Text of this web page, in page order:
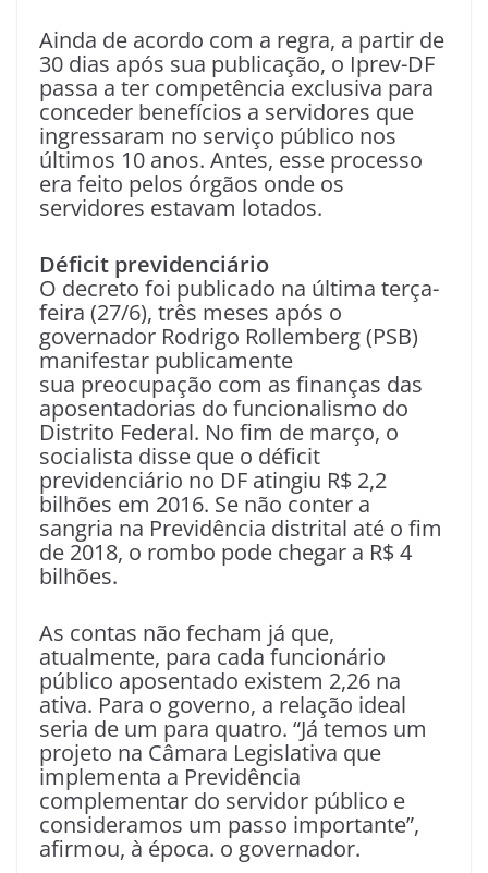
Ainda de acordo com a regra, a partir de
30 dias após sua publicação, o Iprev-DF
passa a ter competência exclusiva para
conceder benefícios a servidores que
ingressaram no serviço público nos
últimos 10 anos. Antes, esse processo
era feito pelos órgãos onde os
servidores estavam lotados.
Déficit previdenciário
O decreto foi publicado na última terça-
feira (27/6), três meses após o
governador Rodrigo Rollemberg (PSB)
manifestar publicamente
sua preocupação com as finanças das
aposentadorias do funcionalismo do
Distrito Federal. No fim de março, o
socialista disse que o déficit
previdenciário no DF atingiu R$ 2,2
bilhões em 2016. Se não conter a
sangria na Previdência distrital até o fim
de 2018, o rombo pode chegar a R$ 4
bilhões.
As contas não fecham já que,
atualmente, para cada funcionário
público aposentado existem 2,26 na
ativa. Para o governo, a relação ideal
seria de um para quatro. “Já temos um
projeto na Câmara Legislativa que
implementa a Previdência
complementar do servidor público e
consideramos um passo importante”,
afirmou, à época. o governador.